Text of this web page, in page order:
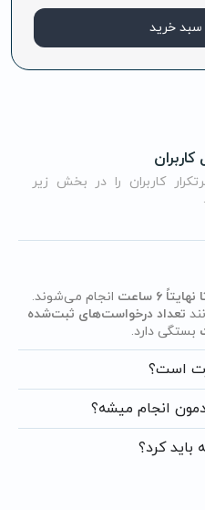
سبد خرید
کاربران را در بخش زیر
انجام می‌شوند.
تعداد درخواست‌های ثبت‌شده
بستگی دارد.
است؟
انجام میشه؟
کرد؟